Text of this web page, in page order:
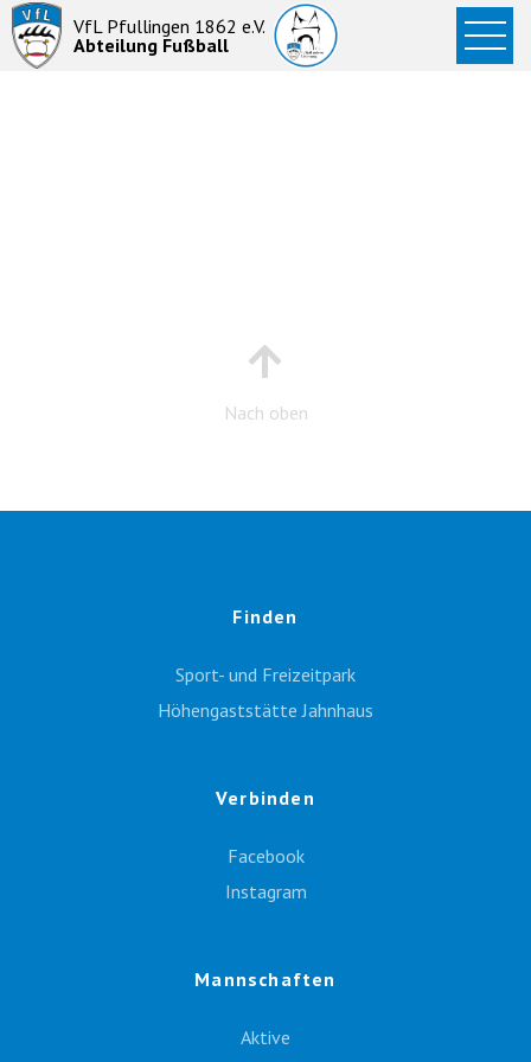
VfL Pfullingen 1862 e.V.
Abteilung Fußball
Startseite
News
Nach oben
Finden
Sport- und Freizeitpark
Höhengaststätte Jahnhaus
Verbinden
Facebook
Instagram
Mannschaften
Aktive